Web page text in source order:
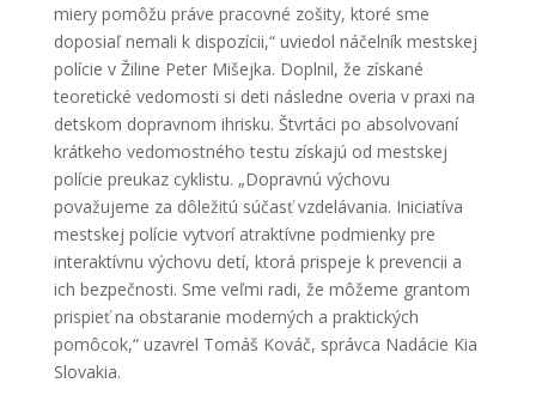
miery pomôžu práve pracovné zošity, ktoré sme
doposiaľ nemali k dispozícii,“ uviedol náčelník mestskej
polície v Žiline Peter Mišejka. Doplnil, že získané
teoretické vedomosti si deti následne overia v praxi na
detskom dopravnom ihrisku. Štvrtáci po absolvovaní
krátkeho vedomostného testu získajú od mestskej
polície preukaz cyklistu. „Dopravnú výchovu
považujeme za dôležitú súčasť vzdelávania. Iniciatíva
mestskej polície vytvorí atraktívne podmienky pre
interaktívnu výchovu detí, ktorá prispeje k prevencii a
ich bezpečnosti. Sme veľmi radi, že môžeme grantom
prispieť na obstaranie moderných a praktických
pomôcok,“ uzavrel Tomáš Kováč, správca Nadácie Kia
Slovakia.